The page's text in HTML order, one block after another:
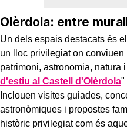
Olèrdola: entre
Un dels espais destacats és
un lloc privilegiat on
patrimoni, astronomia, natura
d'estiu al Castell d'Olèrdola"
Inclouen visites guiades,
astronòmiques i propostes
històric privilegiat com és